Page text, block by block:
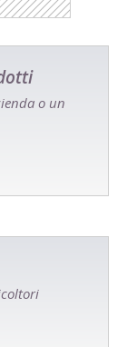
o un